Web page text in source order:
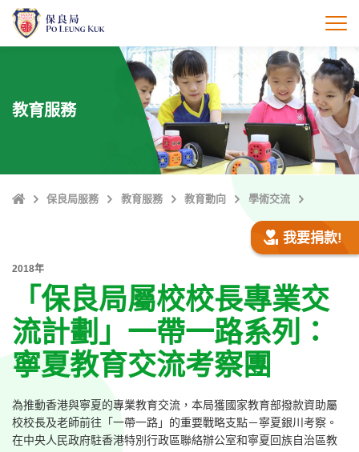
打
教育服務
主
保良局服務 教育服務 教育動向 學術交流
我要捐款!
2018年
「保良局屬校校長專業交
流計劃」一帶一路系列：
寧夏教育交流考察團
為推動香港與寧夏的專業教育交流，本局獲國家教育部撥款資助屬
校校長及老師前往「一帶一路」的重要戰略支點－寧夏銀川考察。
在中央人民政府駐香港特別行政區聯絡辦公室和寧夏回族自治區教